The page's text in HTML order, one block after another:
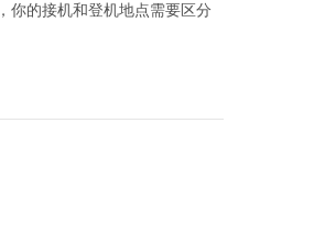
你的接机和登机地点需要区分